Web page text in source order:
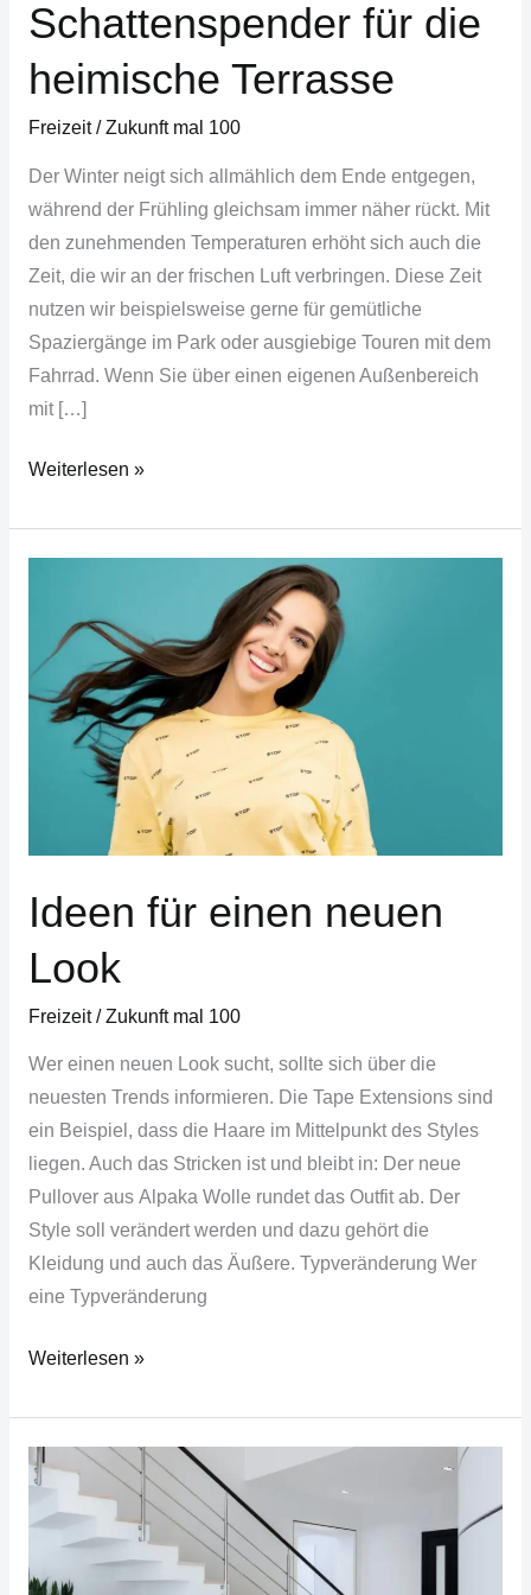
Schattenspender für die
heimische Terrasse
Freizeit/Zukunft mal 100
Der Winter neigt sich allmählich dem Ende entgegen,
während der Frühling gleichsam immer näher rückt. Mit
den zunehmenden Temperaturen erhöht sich auch die
Zeit, die wir an der frischen Luft verbringen. Diese Zeit
nutzen wir beispielsweise gerne für gemütliche
Spaziergänge im Park oder ausgiebige Touren mit dem
Fahrrad. Wenn Sie über einen eigenen Außenbereich
mit […]
Weiterlesen »
Ideen für einen neuen
Look
Freizeit/Zukunft mal 100
Wer einen neuen Look sucht, sollte sich über die
neuesten Trends informieren. Die Tape Extensions sind
ein Beispiel, dass die Haare im Mittelpunkt des Styles
liegen. Auch das Stricken ist und bleibt in: Der neue
Pullover aus Alpaka Wolle rundet das Outfit ab. Der
Style soll verändert werden und dazu gehört die
Kleidung und auch das Äußere. Typveränderung Wer
eine Typveränderung
einen
neuen
Look
Weiterlesen »
Tipps
individuellen
Hauseinrichtung